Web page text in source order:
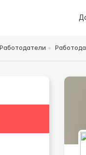
Работодатели